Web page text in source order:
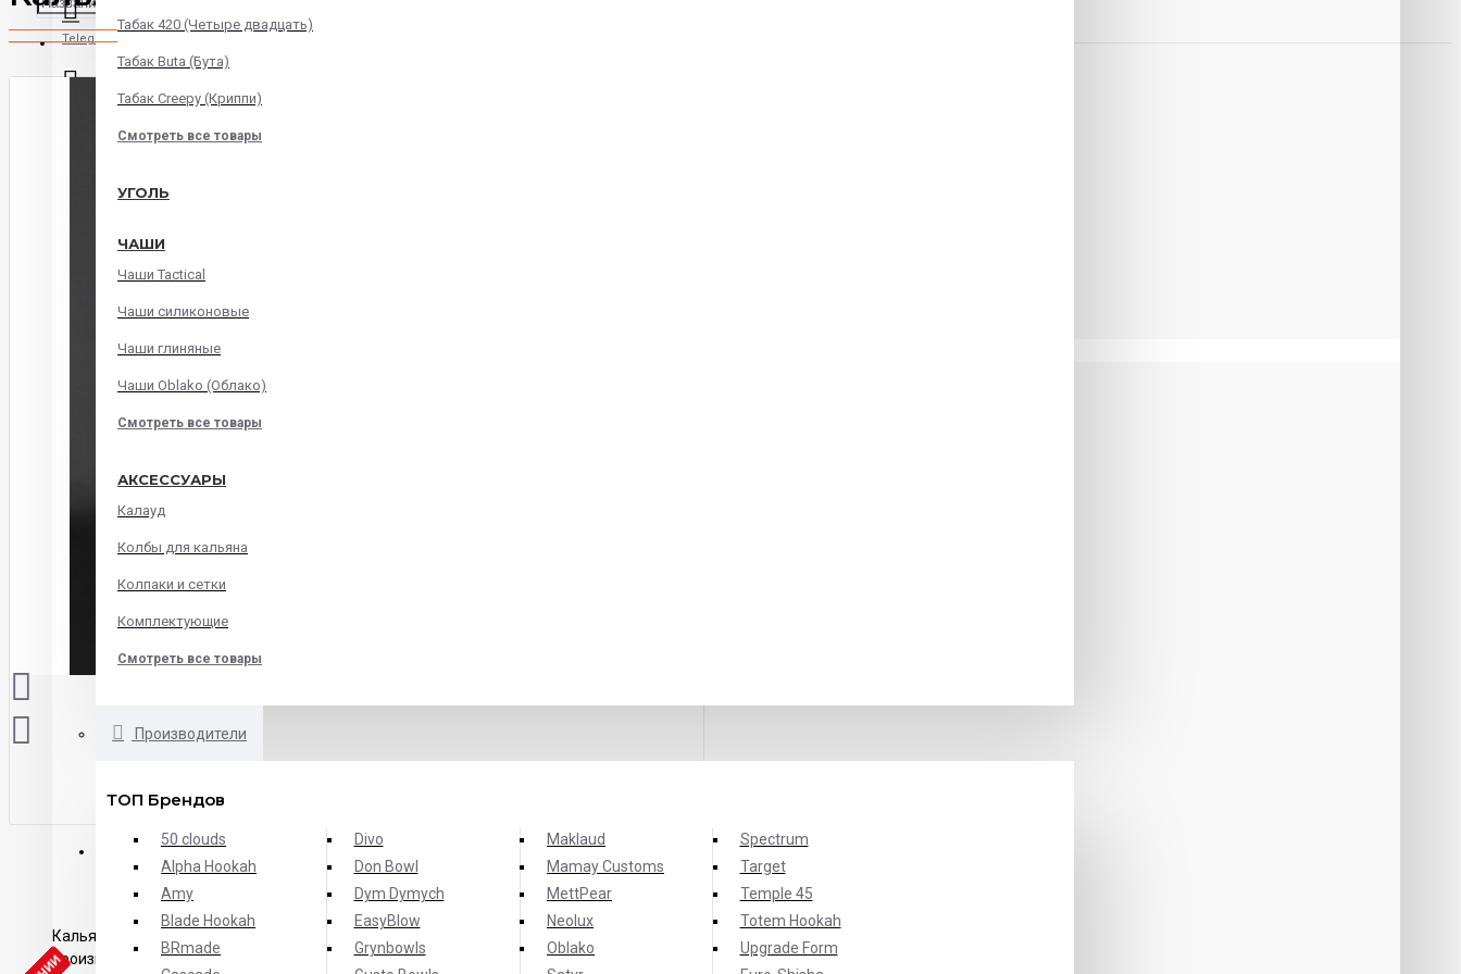
Telegram
Instagram
В корзине пусто!
Табак 420 (Четыре двадцать)
Табак Buta (Бута)
Табак Creepy (Криппи)
Смотреть все товары
УГОЛЬ
ЧАШИ
Чаши Tactical
Чаши силиконовые
Чаши глиняные
Чаши Oblako (Облако)
Смотреть все товары
АКСЕССУАРЫ
Калауд
Колбы для кальяна
Колпаки и сетки
Комплектующие
Смотреть все товары
Производители
ТОП Брендов
50 clouds
Alpha Hookah
Amy
Blade Hookah
BRmade
Divo
Don Bowl
Dym Dymych
EasyBlow
Grynbowls
Maklaud
Mamay Customs
MettPear
Neolux
Oblako
Spectrum
Target
Temple 45
Totem Hookah
Upgrade Form
ОПИСАНИЕ ХАРАКТЕРИСТИКИ
Кальян 2х2 Hookah Medium – простой дизайн и отличное качество от украинского
производителя.